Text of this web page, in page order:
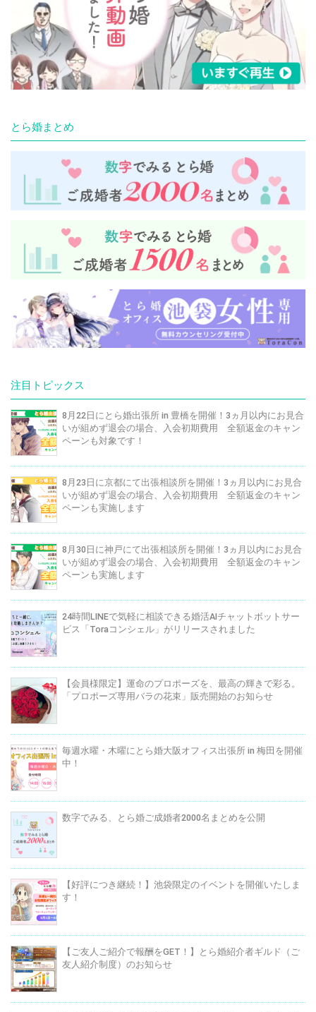
とら婚まとめ
注目トピックス
8月22日にとら婚出張所 in 豊橋を開催！3ヵ月以内にお見合
いが組めず退会の場合、入会初期費用 全額返金のキャン
ペーンも対象です！
8月23日に京都にて出張相談所を開催！3ヵ月以内にお見合
いが組めず退会の場合、入会初期費用 全額返金のキャン
ペーンも実施します
8月30日に神戸にて出張相談所を開催！3ヵ月以内にお見合
いが組めず退会の場合、入会初期費用 全額返金のキャン
ペーンも実施します
24時間LINEで気軽に相談できる婚活AIチャットボットサー
ビス「Toraコンシェル」がリリースされました
【会員様限定】運命のプロポーズを、最高の輝きで彩る。
「プロポーズ専用バラの花束」販売開始のお知らせ
毎週水曜・木曜にとら婚大阪オフィス出張所 in 梅田を開催
中！
数字でみる、とら婚ご成婚者2000名まとめを公開
【好評につき継続！】池袋限定のイベントを開催いたしま
す！
【ご友人ご紹介で報酬をGET！】とら婚紹介者ギルド（ご
友人紹介制度）のお知らせ